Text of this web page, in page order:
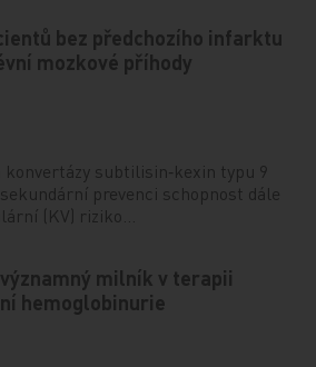
bez předchozího infarktu
mozkové příhody
subtilisin‑kexin typu 9
prevenci schopnost dále
(KV) riziko…
milník v terapii
hemoglobinurie